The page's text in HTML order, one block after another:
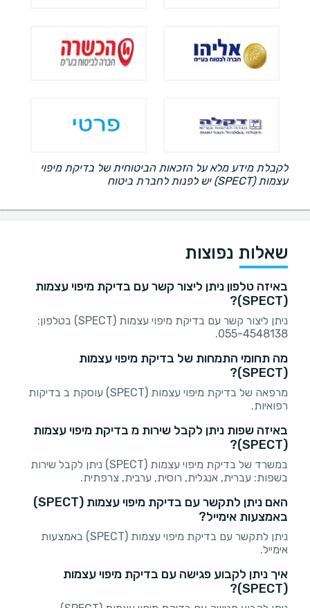
לקבלת מידע מלא על הזכאות הביטוחית של בדיקת מיפוי
עצמות (SPECT) יש לפנות לחברת ביטוח
שאלות נפוצות
באיזה טלפון ניתן ליצור קשר עם בדיקת מיפוי עצמות
(SPECT)?
ניתן ליצור קשר עם בדיקת מיפוי עצמות (SPECT) בטלפון:
055-4548138.
מה תחומי התמחות של בדיקת מיפוי עצמות
(SPECT)?
מרפאה של בדיקת מיפוי עצמות (SPECT) עוסקת ב בדיקות
רפואיות.
באיזה שפות ניתן לקבל שירות מ בדיקת מיפוי עצמות
(SPECT)?
במשרד של בדיקת מיפוי עצמות (SPECT) ניתן לקבל שירות
בשפות: עברית, אנגלית, רוסית, ערבית, צרפתית.
האם ניתן לתקשר עם בדיקת מיפוי עצמות (SPECT)
באמצעות אימייל?
ניתן לתקשר עם בדיקת מיפוי עצמות (SPECT) באמצעות
אימייל.
איך ניתן לקבוע פגישה עם בדיקת מיפוי עצמות
(SPECT)?